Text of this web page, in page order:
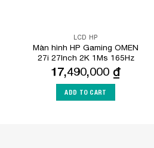
LCD HP
Màn hình HP Gaming OMEN
27i 27Inch 2K 1Ms 165Hz
17,490,000 ₫
ADD TO CART